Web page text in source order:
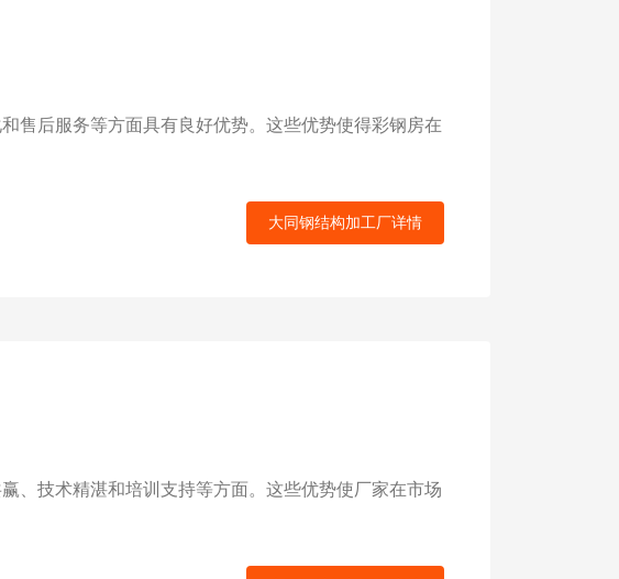
售后服务等方面具有良好优势。这些优势使得彩钢房在
大同钢结构加工厂详情
、技术精湛和培训支持等方面。这些优势使厂家在市场